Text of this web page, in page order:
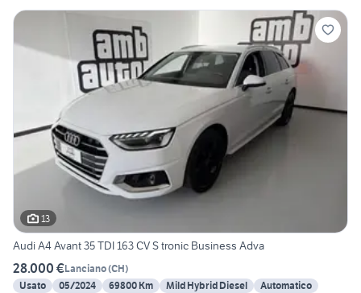
13
Audi A4 Avant 35 TDI 163 CV S tronic Business Adva
28.000 €Lanciano(CH)
Usato
05/2024 69800 Km Mild Hybrid Diesel
Automatico